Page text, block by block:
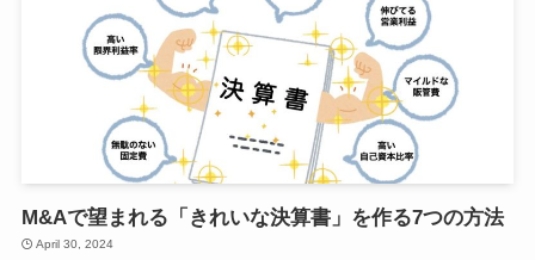
M&Aで望まれる「きれいな決算書」を作る7つの方法
April 30, 2024